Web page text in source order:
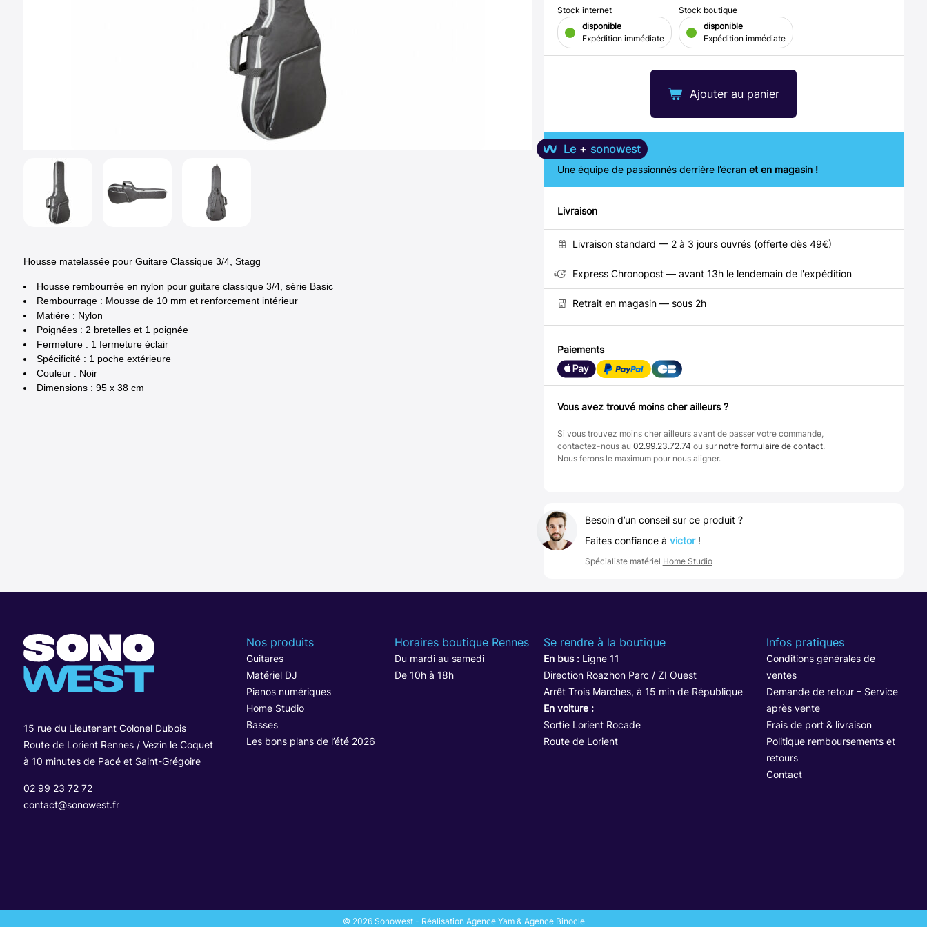
Housse matelassée pour Guitare Classique 3/4, Stagg
Housse rembourrée en nylon pour guitare classique 3/4, série Basic
Rembourrage : Mousse de 10 mm et renforcement intérieur
Matière : Nylon
Poignées : 2 bretelles et 1 poignée
Fermeture : 1 fermeture éclair
Spécificité : 1 poche extérieure
Couleur : Noir
Dimensions : 95 x 38 cm
Ajouter au panier
Stock internet
disponible
Expédition immédiate
Stock boutique
disponible
Expédition immédiate
Le + sonowest
Une équipe de passionnés derrière l’écran et en magasin !
Livraison
Livraison standard — 2 à 3 jours ouvrés (offerte dès 49€)
Express Chronopost — avant 13h le lendemain de l'expédition
Retrait en magasin — sous 2h
Paiements
Vous avez trouvé moins cher ailleurs ?
Si vous trouvez moins cher ailleurs avant de passer votre commande,
contactez-nous au 02.99.23.72.74 ou sur notre formulaire de contact.
Nous ferons le maximum pour nous aligner.
Besoin d’un conseil sur ce produit ?
Faites confiance à victor!
Spécialiste matériel Home Studio
15 rue du Lieutenant Colonel Dubois
Route de Lorient Rennes / Vezin le Coquet
à 10 minutes de Pacé et Saint-Grégoire
02 99 23 72 72
contact@sonowest.fr
Nos produits
Guitares
Matériel DJ
Pianos numériques
Home Studio
Basses
Les bons plans de l’été 2026
Horaires boutique Rennes
Du mardi au samedi
De 10h à 18h
Se rendre à la boutique
En bus :Ligne 11
Direction Roazhon Parc / ZI Ouest
Arrêt Trois Marches, à 15 min de République
En voiture :
Sortie Lorient Rocade
Route de Lorient
Infos pratiques
Conditions générales de
ventes
Demande de retour – Service
après vente
Frais de port & livraison
Politique remboursements et
retours
Contact
© 2026 Sonowest - Réalisation Agence Yam & Agence Binocle